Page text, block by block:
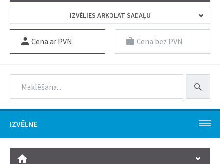
IZVĒLIES ARKOLAT SADAĻU
Cena ar PVN Cena bez PVN
IZVĒLNE